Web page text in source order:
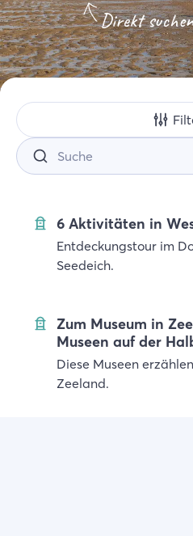
Übernachten
Essen trinken
Aktivitäten
Einkaufen
Wo
Zoutelande
Wähle ein Thema
Kunst und
Direkt
6 Aktivitäten in
Entdeckungstour im
Seedeich.
Zum Museum in
Museen auf der
Diese Museen
Zeeland.